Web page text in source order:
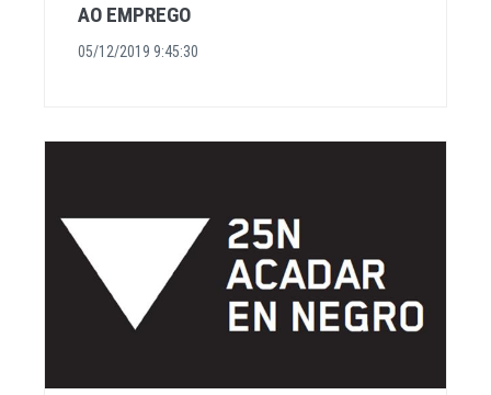
AO EMPREGO
05/12/2019 9:45:30